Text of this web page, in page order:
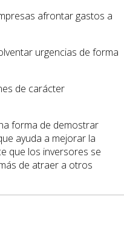
afrontar gastos a
urgencias de forma
de carácter
forma de demostrar
ayuda a mejorar la
que los inversores se
de atraer a otros